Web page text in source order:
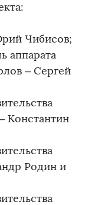
Чибисов;
аппарата
– Сергей
Константин
Родин и